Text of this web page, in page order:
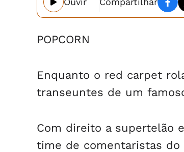
POPCORN
Enquanto o red carpet
transeuntes de um
Com direito a supertelão
time de comentaristas do